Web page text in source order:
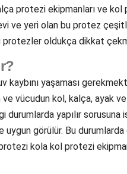
protezi ekipmanları ve
ve yeri olan bu protez
protezler oldukça dikkat
kaybını yaşaması
vücudun kol, kalça, ayak ve
yapılır
görülür. Bu
kola kol protezi